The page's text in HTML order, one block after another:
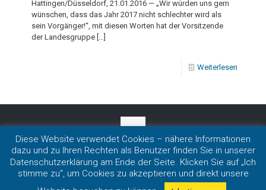
Hattingen/Düsseldorf, 21.01.2016 — „Wir würden uns gern
wünschen, dass das Jahr 2017 nicht schlechter wird als
sein Vorgänger!“, mit diesen Worten hat der Vorsitzende
der Landesgruppe […]
Weiterlesen
Impressum| Datenschutz
Copyright 2020 LmDR e.V. in Nordrhein-Westfalen
Diese Website verwendet Cookies – nähere Informationen
dazu und zu Ihren Rechten als Benutzer finden Sie in unserer
Datenschutzerklärung am Ende der Seite. Klicken Sie auf „Ich
stimme zu“, um Cookies zu akzeptieren und direkt unsere